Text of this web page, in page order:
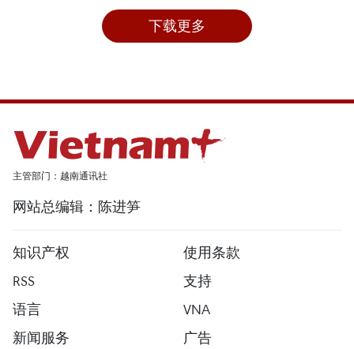
下载更多
主管部门：越南通讯社
网站总编辑：陈进笋
知识产权
使用条款
RSS
支持
语言
VNA
新闻服务
广告